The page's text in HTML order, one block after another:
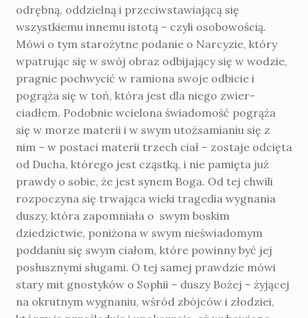
odrębną, oddzielną i przeciwstawiającą się
wszystkiemu innemu istotą – czyli osobowością.
Mówi o tym starożytne podanie o Narcyzie, który
wpatru­jąc się w swój obraz odbijający się w wodzie,
pragnie pochwycić w ramiona swoje odbicie i
pogrąża się w toń, która jest dla niego zwier­
ciadłem. Podobnie wcielona świadomość po­grąża
się w morze materii i w swym utożsa­mianiu się z
nim – w postaci materii trzech ciał – zostaje odcięta
od Ducha, którego jest cząstką, i nie pamięta już
prawdy o sobie, że jest synem Boga. Od tej chwili
rozpoczyna się trwająca wie­ki tragedia wygnania
duszy, która zapomniała o swym boskim
dziedzictwie, poniżona w swym nieświadomym
poddaniu się swym ciałom, które powinny być jej
posłusznymi sługami. O tej samej prawdzie mówi
stary mit gnostyków o Sophii – duszy Bożej – żyjącej
na okrutnym wygnaniu, wśród zbójców i zło­dziei,